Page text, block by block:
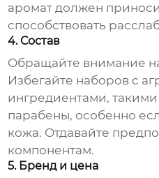
аромат должен
способствовать
4. Состав
Обращайте внимание
Избегайте наборов с
ингредиентами,
парабены, особенно
кожа. Отдавайте
компонентам.
5. Бренд и цена